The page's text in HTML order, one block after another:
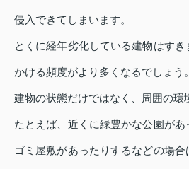
侵入できてしまいます。
とくに経年劣化している建物はす
かける頻度がより多くなるでしょう。
建物の状態だけではなく、周囲の環
たとえば、近くに緑豊かな公園が
ゴミ屋敷があったりするなどの場